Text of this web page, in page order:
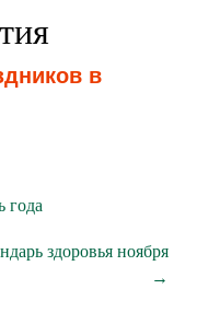
в
года
здоровья ноября
→